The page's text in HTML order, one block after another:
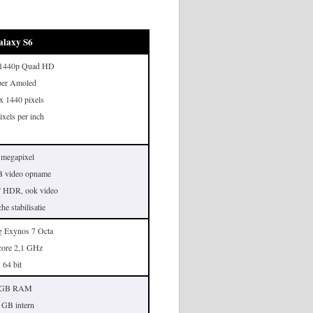
S6
Quad HD
Amoled
1440 pixels
per inch
video opname
HDR, ook video
stabilisatie
Exynos 7 Octa
2,1 GHz
64 bit
RAM
intern